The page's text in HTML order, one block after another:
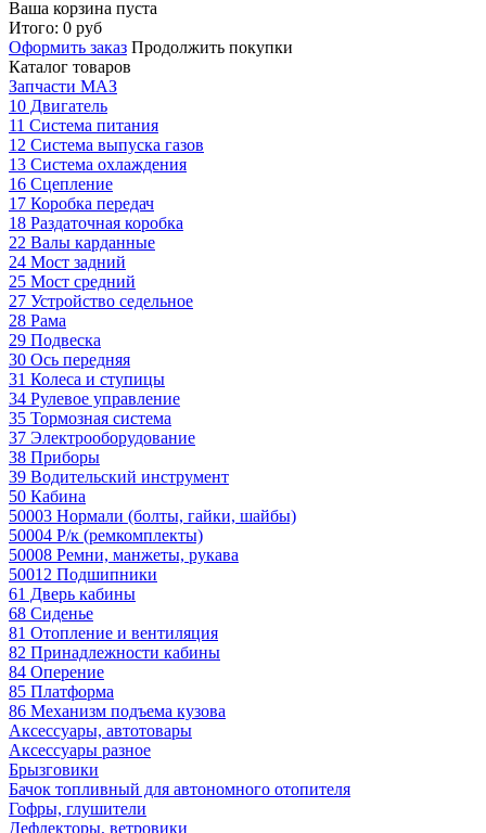
Ваша корзина пуста
Итого: 0 руб
Оформить заказ Продолжить покупки
Каталог товаров
Запчасти МАЗ
10 Двигатель
11 Система питания
12 Система выпуска газов
13 Система охлаждения
16 Сцепление
17 Коробка передач
18 Раздаточная коробка
22 Валы карданные
24 Мост задний
25 Мост средний
27 Устройство седельное
28 Рама
29 Подвеска
30 Ось передняя
31 Колеса и ступицы
34 Рулевое управление
35 Тормозная система
37 Электрооборудование
38 Приборы
39 Водительский инструмент
50 Кабина
50003 Нормали (болты, гайки, шайбы)
50004 Р/к (ремкомплекты)
50008 Ремни, манжеты, рукава
50012 Подшипники
61 Дверь кабины
68 Сиденье
81 Отопление и вентиляция
82 Принадлежности кабины
84 Оперение
85 Платформа
86 Механизм подъема кузова
Аксессуары, автотовары
Аксессуары разное
Брызговики
Бачок топливный для автономного отопителя
Гофры, глушители
Дефлекторы, ветровики